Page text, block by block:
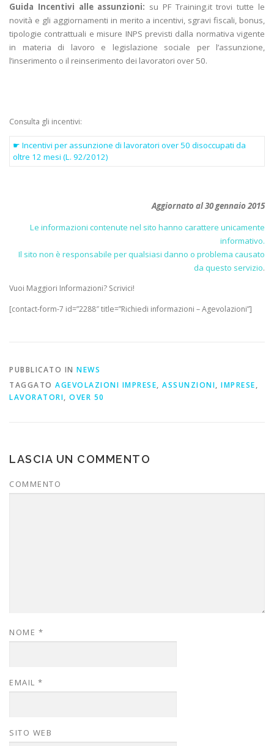
Guida Incentivi alle assunzioni: su PF Training.it trovi tutte le
novità e gli aggiornamenti in merito a incentivi, sgravi fiscali, bonus,
tipologie contrattuali e misure INPS previsti dalla normativa vigente
in materia di lavoro e legislazione sociale per l’assunzione,
l’inserimento o il reinserimento dei lavoratori over 50.
Consulta gli incentivi:
☛ Incentivi per assunzione di lavoratori over 50 disoccupati da
oltre 12 mesi (L. 92/2012)
Aggiornato al 30 gennaio 2015
Le informazioni contenute nel sito hanno carattere unicamente
informativo.
Il sito non è responsabile per qualsiasi danno o problema causato
da questo servizio.
Vuoi Maggiori Informazioni? Scrivici!
[contact-form-7 id=”2288″ title=”Richiedi informazioni – Agevolazioni”]
PUBBLICATO IN NEWS
TAGGATO AGEVOLAZIONI IMPRESE, ASSUNZIONI, IMPRESE,
LAVORATORI, OVER 50
LASCIA UN COMMENTO
COMMENTO
NOME *
EMAIL *
SITO WEB